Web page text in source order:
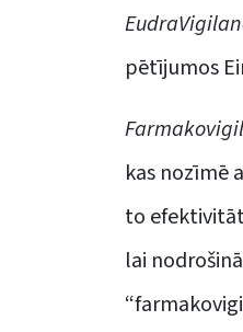
pētījumos
kas nozīmē
to
lai